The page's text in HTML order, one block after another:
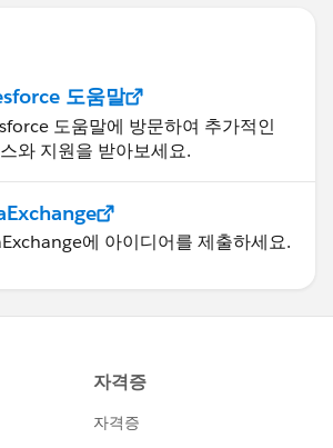
!=null &&
insert newSalesTarget;
Button
soap/ajax/47.0/connection.js")}
soap/ajax/47.0/apex.js")}
도움말
도움말에 방문하여 추가적인
와 지원을 받아보세요.
에 아이디어를 제출하세요.